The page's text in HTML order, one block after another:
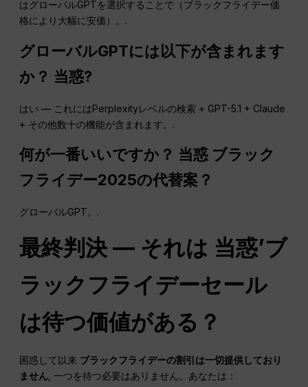
はグローバルGPTを選択することで（ブラックフライデー価
格により大幅に安価）。.
グローバルGPTには以下が含まれます
か？ 当惑?
はい — これにはPerplexityレベルの検索 + GPT-5.1 + Claude
+ その他数十の機能が含まれます。.
何が一番いいですか？ 当惑 ブラック
フライデー2025の代替案？
グローバルGPT。.
最終判決 — それは 当惑’ブ
ラックフライデーセール
は待つ価値がある？
困惑して以来 ブラックフライデーの割引は一切提供しており
ません , 一つを待つ必要はありません。あなたは：